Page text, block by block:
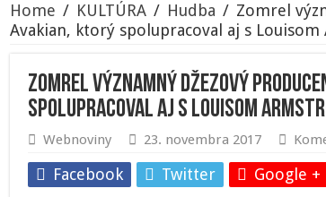
Home / KULTÚRA / Hudba / Zomrel
Avakian, ktorý spolupracoval aj s
Zomrel významný džezový
spolupracoval aj s Louisom
Webnoviny 23. novembra 2017
Facebook Twitter
Google +